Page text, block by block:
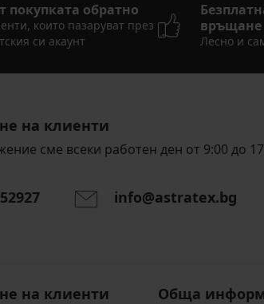
покупката обратно
които пазаруват през
си акаунт
връщане
Лесно и
на клиенти
сме всеки работен ден от 9:00 до
info@astratex.bg
на клиенти Обща